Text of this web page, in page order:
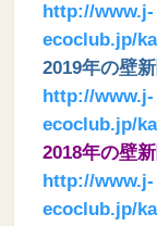
http://www.j-
ecoclub.jp/
2019年の壁
http://www.j-
ecoclub.jp/
2018年の壁
http://www.j-
ecoclub.jp/